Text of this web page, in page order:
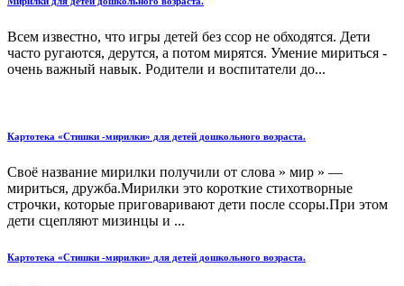
Всем известно, что игры детей без ссор не обходятся. Дети
часто ругаются, дерутся, а потом мирятся. Умение мириться -
очень важный навык. Родители и воспитатели до...
Картотека «Стишки -мирилки» для детей дошкольного возраста.
Своё название мирилки получили от слова » мир » —
мириться, дружба.Мирилки это короткие стихотворные
строчки, которые приговаривают дети после ссоры.При этом
дети сцепляют мизинцы и ...
Картотека «Стишки -мирилки» для детей дошкольного возраста.